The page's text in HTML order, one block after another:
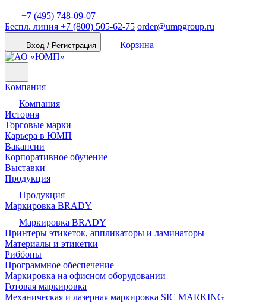
+7 (495) 748-09-07
Беспл. линия +7 (800) 505-62-75 order@umpgroup.ru
Вход / Регистрация Корзина
Компания
Компания
История
Торговые марки
Карьера в ЮМП
Вакансии
Корпоративное обучение
Выставки
Продукция
Продукция
Маркировка BRADY
Маркировка BRADY
Принтеры этикеток, аппликаторы и ламинаторы
Материалы и этикетки
Риббоны
Программное обеспечение
Маркировка на офисном оборудовании
Готовая маркировка
Механическая и лазерная маркировка SIC MARKING